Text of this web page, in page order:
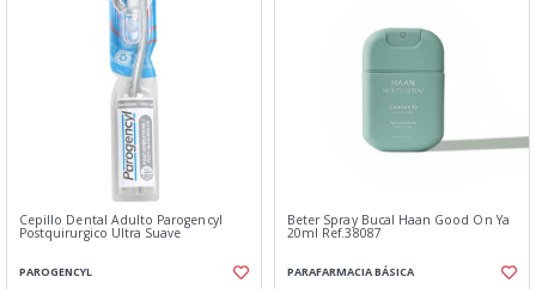
Cepillo Dental Adulto Parogencyl
Postquirurgico Ultra Suave
PAROGENCYL
Beter Spray Bucal Haan Good On Ya
20ml Ref.38087
PARAFARMACIA BÁSICA